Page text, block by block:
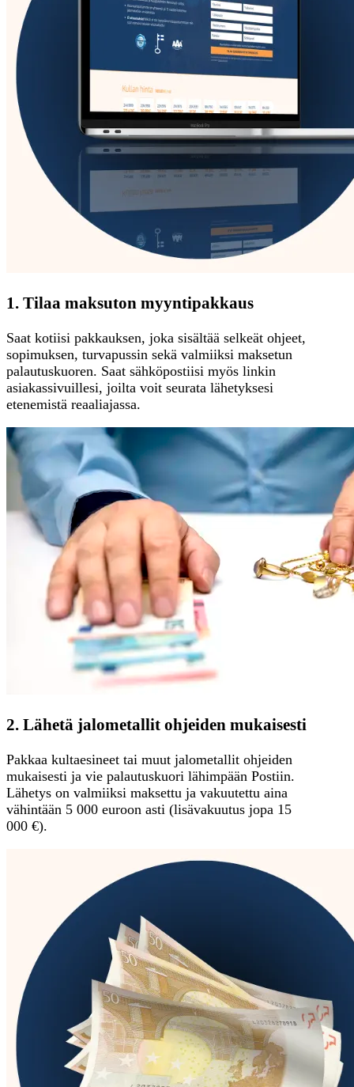
1. Tilaa maksuton myyntipakkaus
Saat kotiisi pakkauksen, joka sisältää selkeät ohjeet,
sopimuksen, turvapussin sekä valmiiksi maksetun
palautuskuoren. Saat sähköpostiisi myös linkin
asiakassivuillesi, joilta voit seurata lähetyksesi
etenemistä reaaliajassa.
2. Lähetä jalometallit ohjeiden mukaisesti
Pakkaa kultaesineet tai muut jalometallit ohjeiden
mukaisesti ja vie palautuskuori lähimpään Postiin.
Lähetys on valmiiksi maksettu ja vakuutettu aina
vähintään 5 000 euroon asti (lisävakuutus jopa 15
000 €).